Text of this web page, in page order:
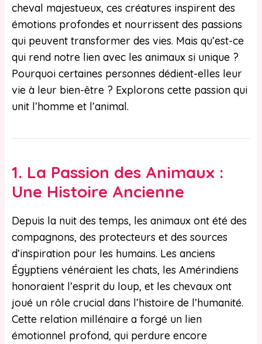
cheval majestueux, ces créatures inspirent des
émotions profondes et nourrissent des passions
qui peuvent transformer des vies. Mais qu’est-ce
qui rend notre lien avec les animaux si unique ?
Pourquoi certaines personnes dédient-elles leur
vie à leur bien-être ? Explorons cette passion qui
unit l’homme et l’animal.
1. La Passion des Animaux :
Une Histoire Ancienne
Depuis la nuit des temps, les animaux ont été des
compagnons, des protecteurs et des sources
d’inspiration pour les humains. Les anciens
Égyptiens vénéraient les chats, les Amérindiens
honoraient l’esprit du loup, et les chevaux ont
joué un rôle crucial dans l’histoire de l’humanité.
Cette relation millénaire a forgé un lien
émotionnel profond, qui perdure encore